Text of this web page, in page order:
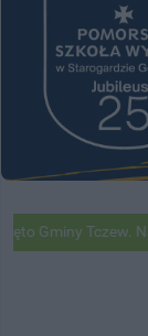
Tczew. Na